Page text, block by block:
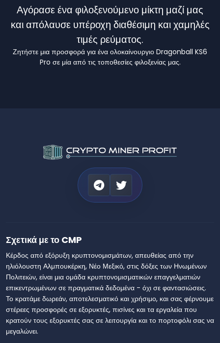
Αγόρασε ένα φιλοξενούμενο μίκτη μαζί μας
και απόλαυσε υπέροχη διαθέσιμη και χαμηλές
τιμές ρεύματος.
Ζητήστε μια προσφορά για ένα ολοκαίνουργιο Dragonball KS6
Pro σε μία από τις τοποθεσίες φιλοξενίας μας.
Σχετικά με το CMP
Κέρδος από εξόρυξη κρυπτονομισμάτων, απευθείας από την
ηλιόλουστη Αλμπουκέρκη, Νέο Μεξικό, στις δόξες των Ηνωμένων
Πολιτειών, είναι μια ομάδα κρυπτονομισματικών επαγγελματιών
επικεντρωμένων σε πραγματικά δεδομένα - όχι σε φαντασιώσεις.
Το κρατάμε δωρεάν, αποτελεσματικό και χρήσιμο, και σας φέρνουμε
στέρεες προσφορές σε εξορυκτές, πισίνες και τα εργαλεία που
κρατούν τους εξορυκτές σας σε λειτουργία και το πορτοφόλι σας να
μεγαλώνει.